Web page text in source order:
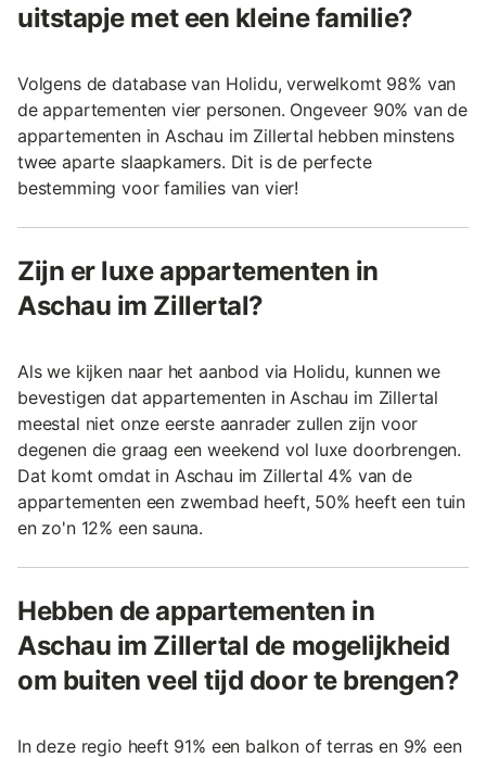
uitstapje met een kleine familie?
Volgens de database van Holidu, verwelkomt 98% van
de appartementen vier personen. Ongeveer 90% van de
appartementen in Aschau im Zillertal hebben minstens
twee aparte slaapkamers. Dit is de perfecte
bestemming voor families van vier!
Zijn er luxe appartementen in
Aschau im Zillertal?
Als we kijken naar het aanbod via Holidu, kunnen we
bevestigen dat appartementen in Aschau im Zillertal
meestal niet onze eerste aanrader zullen zijn voor
degenen die graag een weekend vol luxe doorbrengen.
Dat komt omdat in Aschau im Zillertal 4% van de
appartementen een zwembad heeft, 50% heeft een tuin
en zo'n 12% een sauna.
Hebben de appartementen in
Aschau im Zillertal de mogelijkheid
om buiten veel tijd door te brengen?
In deze regio heeft 91% een balkon of terras en 9% een